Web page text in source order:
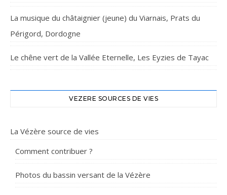
La musique du châtaignier (jeune) du Viarnais, Prats du
Périgord, Dordogne
Le chêne vert de la Vallée Eternelle, Les Eyzies de Tayac
VEZERE SOURCES DE VIES
La Vézère source de vies
Comment contribuer ?
Photos du bassin versant de la Vézère